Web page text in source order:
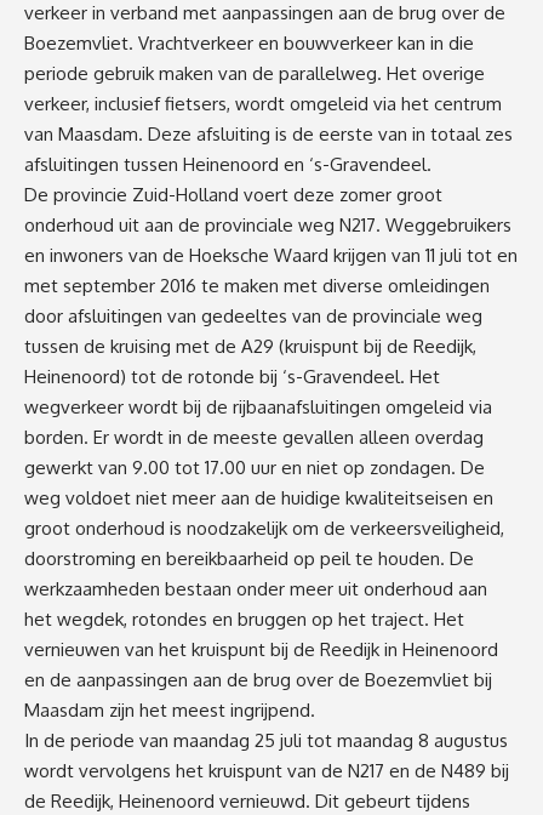
verkeer in verband met aanpassingen aan de brug over de
Boezemvliet. Vrachtverkeer en bouwverkeer kan in die
periode gebruik maken van de parallelweg. Het overige
verkeer, inclusief fietsers, wordt omgeleid via het centrum
van Maasdam. Deze afsluiting is de eerste van in totaal zes
afsluitingen tussen Heinenoord en ‘s-Gravendeel.
De provincie Zuid-Holland voert deze zomer groot
onderhoud uit aan de provinciale weg N217. Weggebruikers
en inwoners van de Hoeksche Waard krijgen van 11 juli tot en
met september 2016 te maken met diverse omleidingen
door afsluitingen van gedeeltes van de provinciale weg
tussen de kruising met de A29 (kruispunt bij de Reedijk,
Heinenoord) tot de rotonde bij ‘s-Gravendeel. Het
wegverkeer wordt bij de rijbaanafsluitingen omgeleid via
borden. Er wordt in de meeste gevallen alleen overdag
gewerkt van 9.00 tot 17.00 uur en niet op zondagen. De
weg voldoet niet meer aan de huidige kwaliteitseisen en
groot onderhoud is noodzakelijk om de verkeersveiligheid,
doorstroming en bereikbaarheid op peil te houden. De
werkzaamheden bestaan onder meer uit onderhoud aan
het wegdek, rotondes en bruggen op het traject. Het
vernieuwen van het kruispunt bij de Reedijk in Heinenoord
en de aanpassingen aan de brug over de Boezemvliet bij
Maasdam zijn het meest ingrijpend.
In de periode van maandag 25 juli tot maandag 8 augustus
wordt vervolgens het kruispunt van de N217 en de N489 bij
de Reedijk, Heinenoord vernieuwd. Dit gebeurt tijdens